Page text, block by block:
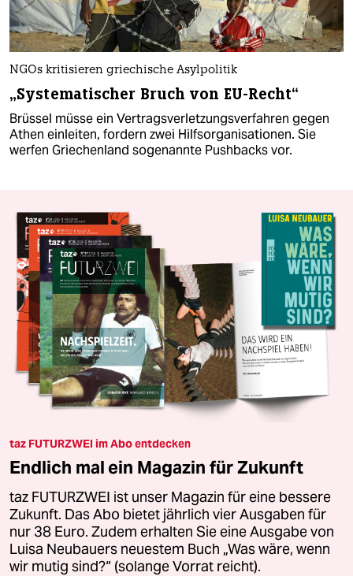
NGOs kritisieren griechische Asylpolitik
„Systematischer Bruch von EU-Recht“
Brüssel müsse ein Vertragsverletzungsverfahren gegen
Athen einleiten, fordern zwei Hilfsorganisationen. Sie
werfen Griechenland sogenannte Pushbacks vor.
taz FUTURZWEI im Abo entdecken
Endlich mal ein Magazin für Zukunft
taz FUTURZWEI ist unser Magazin für eine bessere
Zukunft. Das Abo bietet jährlich vier Ausgaben für
nur 38 Euro. Zudem erhalten Sie eine Ausgabe von
Luisa Neubauers neuestem Buch „Was wäre, wenn
wir mutig sind?“ (solange Vorrat reicht).